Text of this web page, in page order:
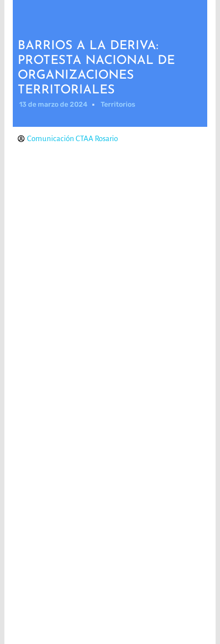
BARRIOS A LA DERIVA:
PROTESTA NACIONAL DE
ORGANIZACIONES
TERRITORIALES
13 de marzo de 2024 Territorios
Comunicación CTAA Rosario